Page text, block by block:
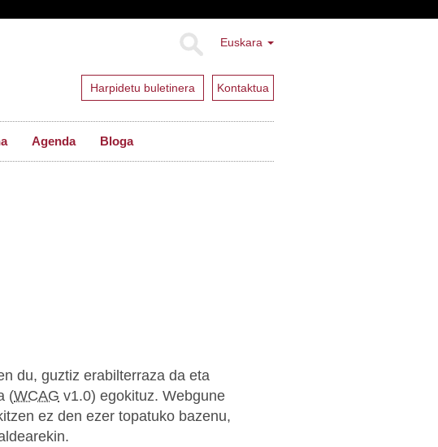
Euskara
Harpidetu buletinera Kontaktua
Agenda Bloga
du, guztiz erabilterraza da eta
(WCAG v1.0) egokituz. Webgune
ez den ezer topatuko bazenu,